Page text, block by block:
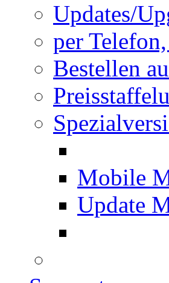
Updates/
per
Bestellen
Mobile
Update